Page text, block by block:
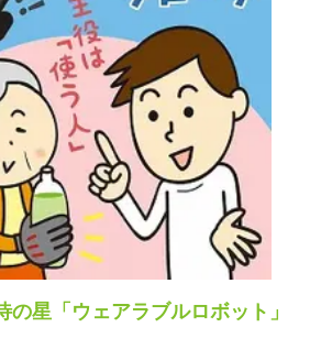
の星「ウェアラブルロボット」